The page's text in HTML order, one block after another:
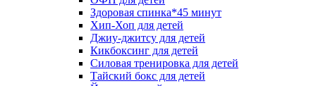
Здоровая спинка*45 минут
Хип-Хоп для детей
Джиу-джитсу для детей
Кикбоксинг для детей
Силовая тренировка для детей
Тайский бокс для детей